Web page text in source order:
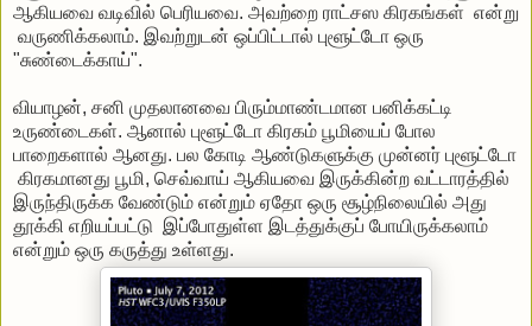
ஆகியவை வடிவில் பெரியவை. அவற்றை ராட்சஸ கிரகங்கள் என்று
வருணிக்கலாம். இவற்றுடன் ஒப்பிட்டால் புளூட்டோ ஒரு
"சுண்டைக்காய்".
வியாழன், சனி முதலானவை பிரும்மாண்டமான பனிக்கட்டி
உருண்டைகள். ஆனால் புளூட்டோ கிரகம் பூமியைப் போல
பாறைகளால் ஆனது. பல கோடி ஆண்டுகளுக்கு முன்னர் புளூட்டோ
கிரகமானது பூமி, செவ்வாய் ஆகியவை இருக்கின்ற வட்டாரத்தில்
இருந்திருக்க வேண்டும் என்றும் ஏதோ ஒரு சூழ்நிலையில் அது
தூக்கி எறியப்பட்டு இப்போதுள்ள இடத்துக்குப் போயிருக்கலாம்
என்றும் ஒரு கருத்து உள்ளது.